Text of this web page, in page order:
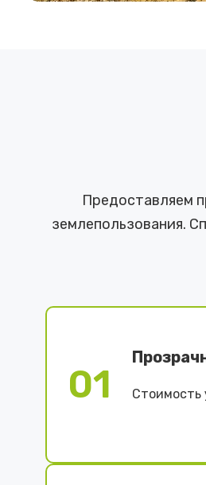
Предоставляем
землепользования.
01 Стоимость